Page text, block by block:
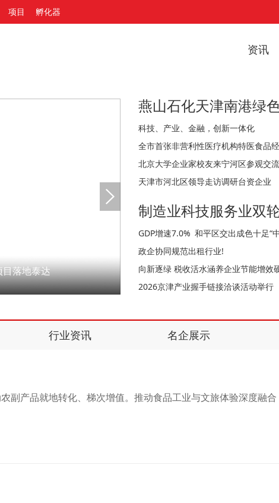
项目 孵化器
资讯
落地泰达
科技、产业、金融，创新一体化
北京大学企业家校友来宁河区参观交流
天津市河北区领导走访调研台资企业
政企协同规范出租行业!
向新逐绿 税收活水涵养企业节能增效
2026京津产业握手链接洽谈活动举行
行业资讯 名企展示
副产品就地转化、梯次增值。推动食品工业与文旅体验深度融合